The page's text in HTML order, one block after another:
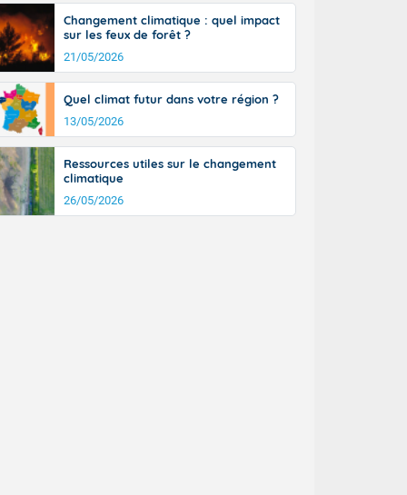
du
50-60 km/h
les
l'après-
général, 14
il fait
30 à 35
Changement climatique : quel impact
sur les feux de forêt ?
21/05/2026
Quel climat futur dans votre région ?
13/05/2026
Ressources utiles sur le changement
climatique
26/05/2026